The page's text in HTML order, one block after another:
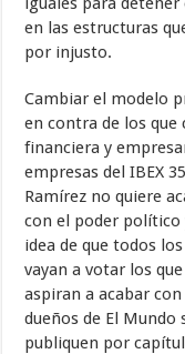
en las estructuras
por injusto.
Cambiar el modelo
en contra de los
financiera y
empresas del IBEX
Ramírez no quiere
con el poder político
idea de que todos
vayan a votar los
aspiran a acabar
dueños de El
publiquen por